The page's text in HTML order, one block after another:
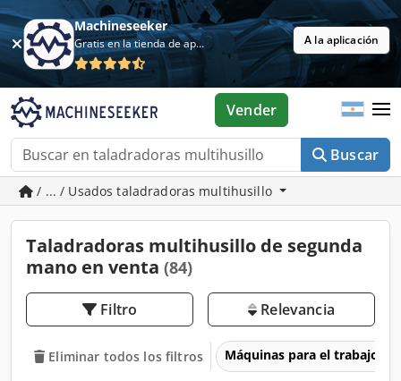
Machineseeker
Gratis en la tienda de aplicaciones A la aplicación
Buscar
Vender
/ ... / Usados taladradoras multihusillo
Taladradoras multihusillo de segunda
mano en venta (84)
Filtro Relevancia
Eliminar todos los filtros Máquinas para el trabajo